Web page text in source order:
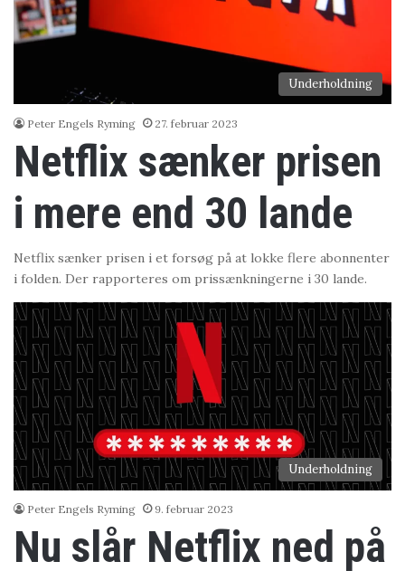
Underholdning
Peter Engels Ryming 27. februar 2023
Netflix sænker prisen
i mere end 30 lande
Netflix sænker prisen i et forsøg på at lokke flere abonnenter
i folden. Der rapporteres om prissænkningerne i 30 lande.
Underholdning
Peter Engels Ryming 9. februar 2023
Nu slår Netflix ned på